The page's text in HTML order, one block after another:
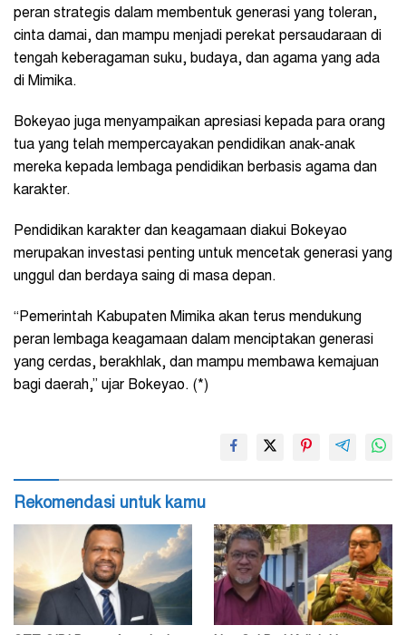
peran strategis dalam membentuk generasi yang toleran,
cinta damai, dan mampu menjadi perekat persaudaraan di
tengah keberagaman suku, budaya, dan agama yang ada
di Mimika.
Bokeyao juga menyampaikan apresiasi kepada para orang
tua yang telah mempercayakan pendidikan anak-anak
mereka kepada lembaga pendidikan berbasis agama dan
karakter.
Pendidikan karakter dan keagamaan diakui Bokeyao
merupakan investasi penting untuk mencetak generasi yang
unggul dan berdaya saing di masa depan.
“Pemerintah Kabupaten Mimika akan terus mendukung
peran lembaga keagamaan dalam menciptakan generasi
yang cerdas, berakhlak, dan mampu membawa kemajuan
bagi daerah,” ujar Bokeyao. (*)
Rekomendasi untuk kamu